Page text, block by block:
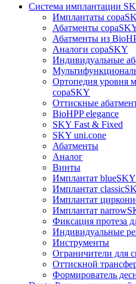
Система имплантации
Имплантаты
Абатменты
Абатменты из
Аналоги copaSKY
Индивидуальные
Ортопедия уровня
copaSKY
Оттискные
BioHPP elegance
SKY Fast & Fixed
SKY uni.cone
Абатменты
Аналог
Винты
Имплантат blueSKY
Имплантат
Имплантат
Имплантат
Фиксация протеза
Индивидуальные
Инструменты
Ограничители для
Оттискной
Формирователь